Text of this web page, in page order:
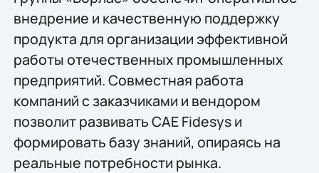
внедрение и качественную поддержку
продукта для организации эффективной
работы отечественных промышленных
предприятий. Совместная работа
компаний с заказчиками и вендором
позволит развивать CAE Fidesys и
формировать базу знаний, опираясь на
реальные потребности рынка.